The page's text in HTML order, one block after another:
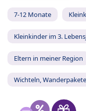
7-12 Monate
Kleinkinder im 3.
Eltern in meiner Region
Wichteln,